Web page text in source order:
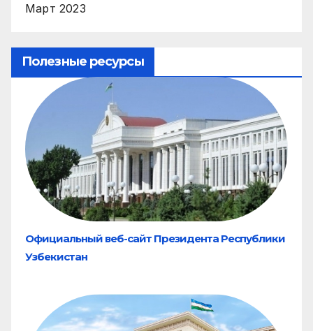
Март 2023
Полезные ресурсы
Официальный веб-сайт Президента Республики
Узбекистан